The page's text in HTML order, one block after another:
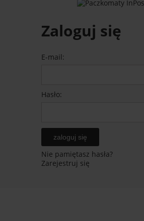
Zaloguj się
E-mail:
Hasło:
zaloguj się
Nie pamiętasz hasła?
Zarejestruj się